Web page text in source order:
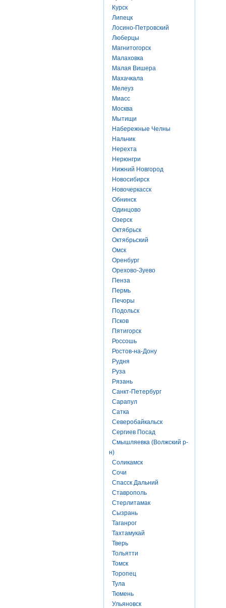
Курск
Липецк
Лосино-Петровский
Люберцы
Магнитогорск
Малаховка
Малая Вишера
Махачкала
Мелеуз
Миасс
Москва
Мытищи
Набережные Челны
Нальчик
Нерехта
Нерюнгри
Нижний Новгород
Новосибирск
Новочеркасск
Обнинск
Одинцово
Озерск
Октябрьск
Октябрьский
Омск
Оренбург
Орехово-Зуево
Пенза
Пермь
Печоры
Подольск
Псков
Пятигорск
Россошь
Ростов-на-Дону
Рудня
Руза
Рязань
Санкт-Петербург
Сарапул
Сатка
Северобайкальск
Сергиев Посад
Смышляевка (Волжский р-
н)
Соликамск
Сочи
Спасск Дальний
Ставрополь
Стерлитамак
Сызрань
Таганрог
Тахтамукай
Тверь
Тольятти
Томск
Торопец
Тула
Тюмень
Ульяновск